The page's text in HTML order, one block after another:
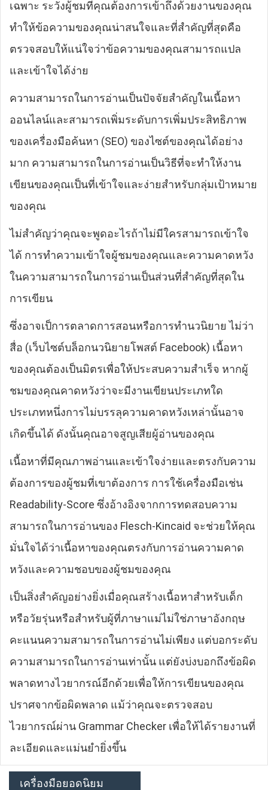
เฉพาะ ระวังผู้ชมที่คุณต้องการเข้าถึงด้วยงานของคุณ
ทำให้ข้อความของคุณน่าสนใจและที่สำคัญที่สุดคือ
ตรวจสอบให้แน่ใจว่าข้อความของคุณสามารถแปล
และเข้าใจได้ง่าย
ความสามารถในการอ่านเป็นปัจจัยสำคัญในเนื้อหา
ออนไลน์และสามารถเพิ่มระดับการเพิ่มประสิทธิภาพ
ของเครื่องมือค้นหา (SEO) ของไซต์ของคุณได้อย่าง
มาก ความสามารถในการอ่านเป็นวิธีที่จะทำให้งาน
เขียนของคุณเป็นที่เข้าใจและง่ายสำหรับกลุ่มเป้าหมาย
ของคุณ
ไม่สำคัญว่าคุณจะพูดอะไรถ้าไม่มีใครสามารถเข้าใจ
ได้ การทำความเข้าใจผู้ชมของคุณและความคาดหวัง
ในความสามารถในการอ่านเป็นส่วนที่สำคัญที่สุดใน
การเขียน
ซึ่งอาจเป็การตลาดการสอนหรือการทำนวนิยาย ไม่ว่า
สื่อ (เว็บไซต์บล็อกนวนิยายโพสต์ Facebook) เนื้อหา
ของคุณต้องเป็นมิตรเพื่อให้ประสบความสำเร็จ หากผู้
ชมของคุณคาดหวังว่าจะมีงานเขียนประเภทใด
ประเภทหนึ่งการไม่บรรลุความคาดหวังเหล่านั้นอาจ
เกิดขึ้นได้ ดังนั้นคุณอาจสูญเสียผู้อ่านของคุณ
เนื้อหาที่มีคุณภาพอ่านและเข้าใจง่ายและตรงกับความ
ต้องการของผู้ชมที่เขาต้องการ การใช้เครื่องมือเช่น
Readability-Score ซึ่งอ้างอิงจากการทดสอบความ
สามารถในการอ่านของ Flesch-Kincaid จะช่วยให้คุณ
มั่นใจได้ว่าเนื้อหาของคุณตรงกับการอ่านความคาด
หวังและความชอบของผู้ชมของคุณ
เป็นสิ่งสำคัญอย่างยิ่งเมื่อคุณสร้างเนื้อหาสำหรับเด็ก
หรือวัยรุ่นหรือสำหรับผู้ที่ภาษาแม่ไม่ใช่ภาษาอังกฤษ
คะแนนความสามารถในการอ่านไม่เพียง แต่บอกระดับ
ความสามารถในการอ่านเท่านั้น แต่ยังบ่งบอกถึงข้อผิด
พลาดทางไวยากรณ์อีกด้วยเพื่อให้การเขียนของคุณ
ปราศจากข้อผิดพลาด แม้ว่าคุณจะตรวจสอบ
ไวยากรณ์ผ่าน Grammar Checker เพื่อให้ได้รายงานที่
ละเอียดและแม่นยำยิ่งขึ้น
เครื่องมือยอดนิยม